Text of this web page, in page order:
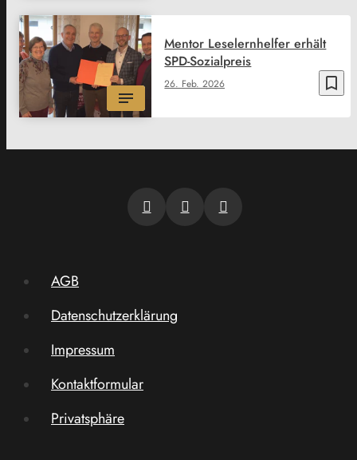
bookmark_border
26. Feb. 2026
Mentor Leselernhelfer erhält
SPD-Sozialpreis
AGB
Datenschutzerklärung
Impressum
Kontaktformular
Privatsphäre